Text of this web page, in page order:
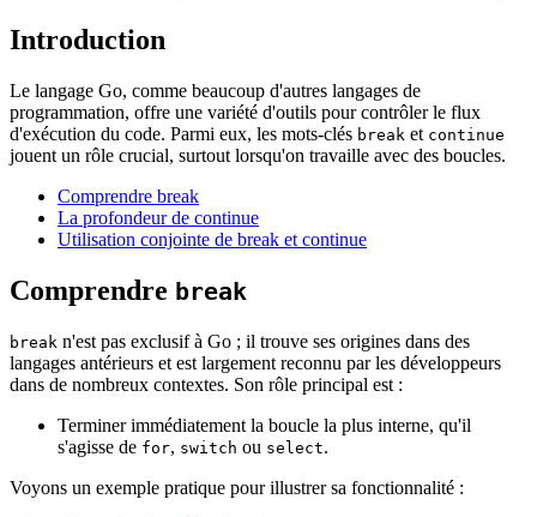
Introduction
Le langage Go, comme beaucoup d'autres langages de
programmation, offre une variété d'outils pour contrôler le flux
d'exécution du code. Parmi eux, les mots-clés break et continue
jouent un rôle crucial, surtout lorsqu'on travaille avec des boucles.
Comprendre break
La profondeur de continue
Utilisation conjointe de break et continue
Comprendre break
break n'est pas exclusif à Go ; il trouve ses origines dans des
langages antérieurs et est largement reconnu par les développeurs
dans de nombreux contextes. Son rôle principal est :
Terminer immédiatement la boucle la plus interne, qu'il
s'agisse de for, switch ou select.
Voyons un exemple pratique pour illustrer sa fonctionnalité :